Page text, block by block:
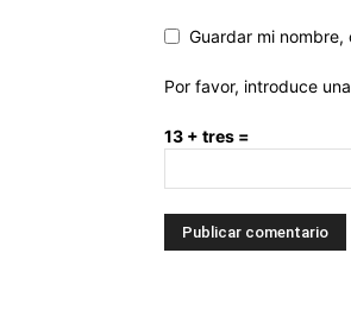
Guardar mi
Por favor, introduce
13 + tres =